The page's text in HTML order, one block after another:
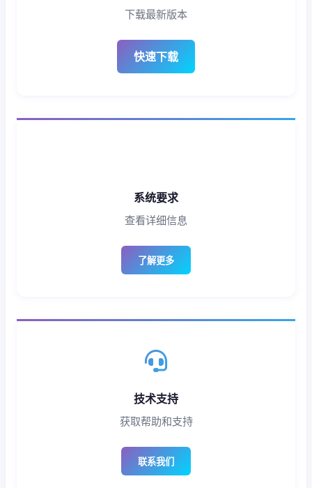
下载最新版本
快速下载
系统要求
查看详细信息
了解更多
技术支持
获取帮助和支持
联系我们